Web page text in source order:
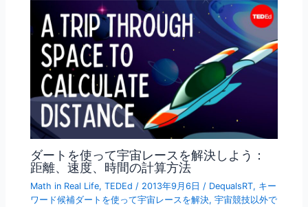
ダートを使って宇宙レースを解決しよう：
距離、速度、時間の計算方法
Math in Real Life,TEDEd / 2013年9月6日/ DequalsRT, キー
ワード候補ダートを使って宇宙レースを解決,宇宙競技以外で